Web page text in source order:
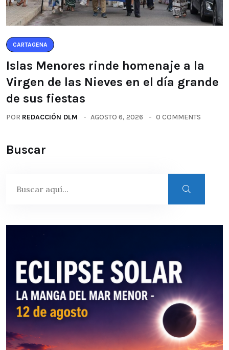
CARTAGENA
Islas Menores rinde homenaje a la
Virgen de las Nieves en el día grande
de sus fiestas
POR REDACCIÓN DLM AGOSTO 6, 2026 0 COMMENTS
Buscar